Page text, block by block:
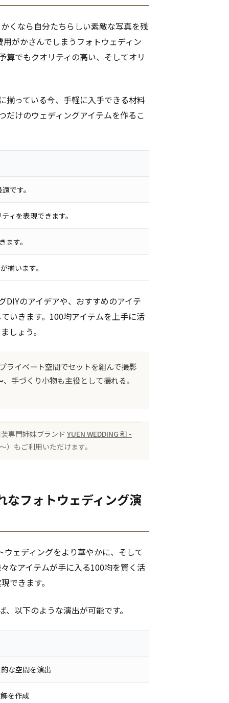
くなら自分たちらしい素敵な写真を残
がかさんでしまうフォトウェディン
算でもクオリティの高い、そしてオリ
揃っている今、手軽に入手できる材料
だけのウェディングアイテムを作るこ
です。
ィを表現できます。
ます。
揃います。
DIYのアイデアや、おすすめのアイテ
いきます。100均アイテムを上手に活
しょう。
ライベート空間でセットを組んで撮影
、手づくり小物も主役として撮れる。
専門姉妹ブランド YUEN WEDDING 和 -
）もご利用いただけます。
なフォトウェディング演
ェディングをより華やかに、そして
なアイテムが手に入る100均を賢く活
できます。
以下のような演出が可能です。
な空間を演出
を作成